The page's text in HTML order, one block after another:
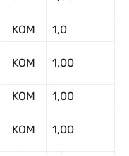
KOM
1,0
KOM 1,00
KOM
1,00
KOM 1,00